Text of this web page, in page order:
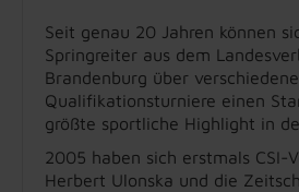
Seit genau 20 Jahren können
Springreiter aus dem
Brandenburg über verschiedene
Qualifikationsturniere einen
größte sportliche Highlight in
2005 haben sich erstmals CSI-
Herbert Ulonska und die